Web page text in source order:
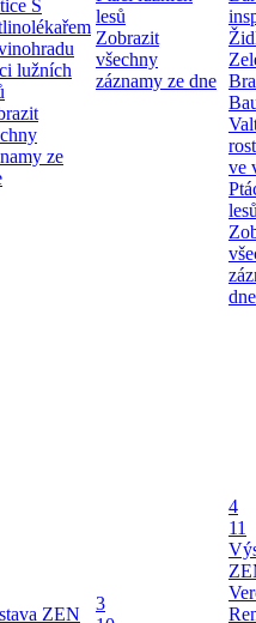
S
lužních
ze
lesů
Zobrazit
všechny
záznamy ze dne
ve
dne
ZEN
3
4
11